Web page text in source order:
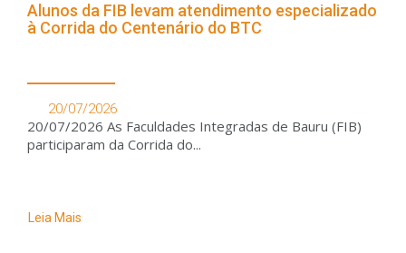
Alunos da FIB levam atendimento especializado
à Corrida do Centenário do BTC
20/07/2026
20/07/2026 As Faculdades Integradas de Bauru (FIB)
participaram da Corrida do...
Leia Mais